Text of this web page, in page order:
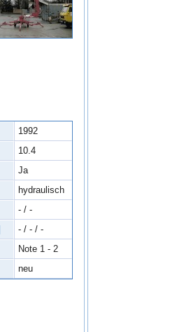
1992
10.4
Ja
hydraulisch
- / -
- / - / -
Note 1 - 2
neu